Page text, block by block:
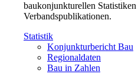
baukonjunkturellen
Verbandspublikationen.
Statistik
Konjunkturbericht Bau
Regionaldaten
Bau in Zahlen